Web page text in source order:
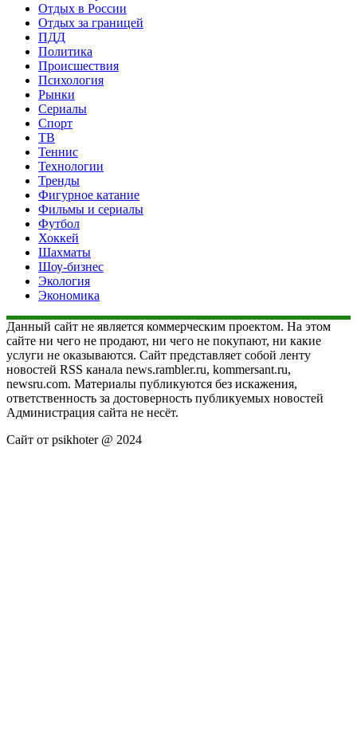
Отдых в России
Отдых за границей
ПДД
Политика
Происшествия
Психология
Рынки
Сериалы
Спорт
ТВ
Теннис
Технологии
Тренды
Фигурное катание
Фильмы и сериалы
Футбол
Хоккей
Шахматы
Шоу-бизнес
Экология
Экономика
Данный сайт не является коммерческим проектом. На этом
сайте ни чего не продают, ни чего не покупают, ни какие
услуги не оказываются. Сайт представляет собой ленту
новостей RSS канала news.rambler.ru, kommersant.ru,
newsru.com. Материалы публикуются без искажения,
ответственность за достоверность публикуемых новостей
Администрация сайта не несёт.
Сайт от psikhoter @ 2024